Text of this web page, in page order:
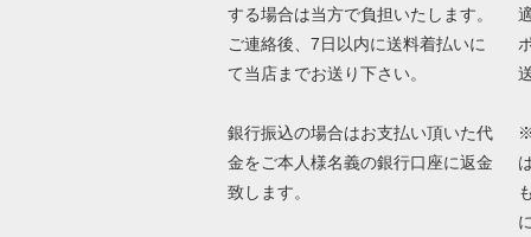
する場合は当方で負担いたします。
ご連絡後、7日以内に送料着払いに
て当店までお送り下さい。
銀行振込の場合はお支払い頂いた代
金をご本人様名義の銀行口座に返金
致します。